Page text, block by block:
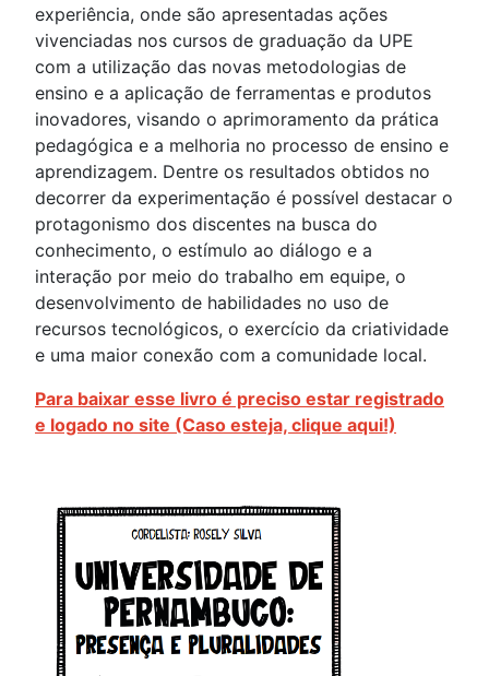
experiência, onde são apresentadas ações
vivenciadas nos cursos de graduação da UPE
com a utilização das novas metodologias de
ensino e a aplicação de ferramentas e produtos
inovadores, visando o aprimoramento da prática
pedagógica e a melhoria no processo de ensino e
aprendizagem. Dentre os resultados obtidos no
decorrer da experimentação é possível destacar o
protagonismo dos discentes na busca do
conhecimento, o estímulo ao diálogo e a
interação por meio do trabalho em equipe, o
desenvolvimento de habilidades no uso de
recursos tecnológicos, o exercício da criatividade
e uma maior conexão com a comunidade local.
Para baixar esse livro é preciso estar registrado
e logado no site (Caso esteja, clique aqui!)